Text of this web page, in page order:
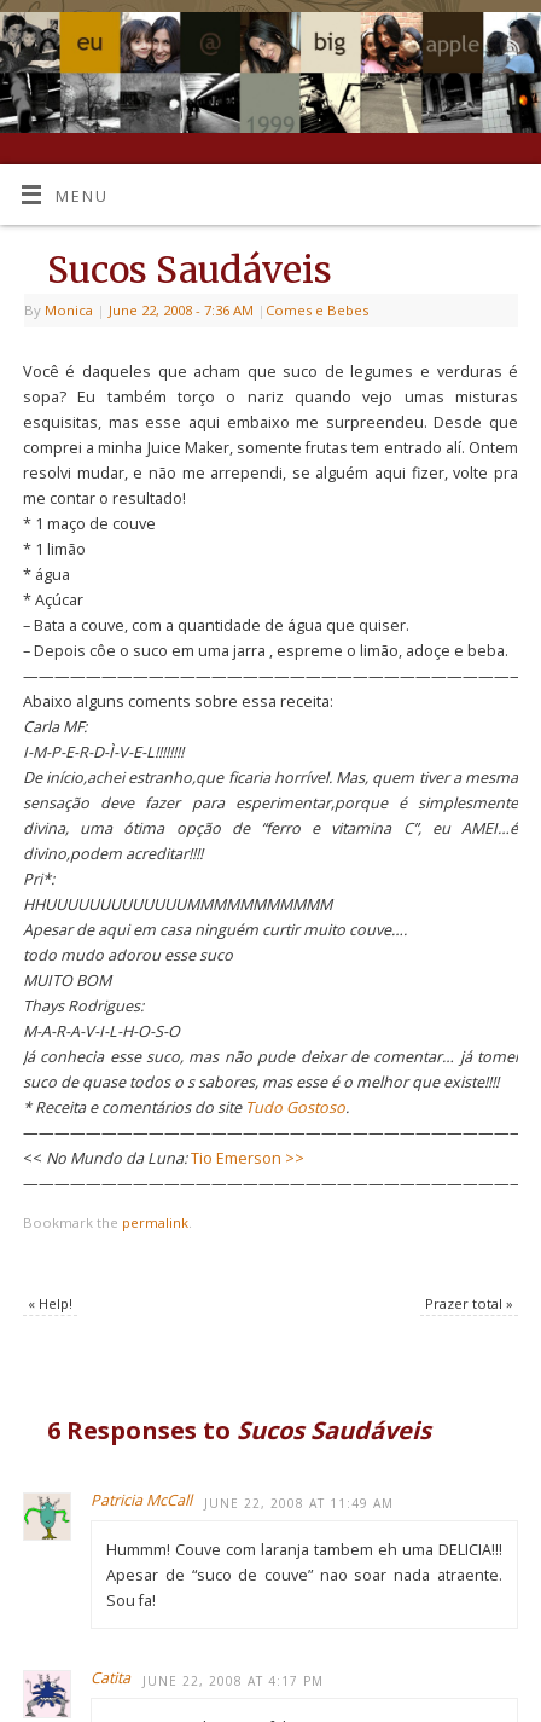
MENU
Sucos Saudáveis
By Monica | June 22, 2008 - 7:36 AM | Comes e Bebes
Você é daqueles que acham que suco de legumes e verduras é
sopa? Eu também torço o nariz quando vejo umas misturas
esquisitas, mas esse aqui embaixo me surpreendeu. Desde que
comprei a minha Juice Maker, somente frutas tem entrado alí. Ontem
resolvi mudar, e não me arrependi, se alguém aqui fizer, volte pra
me contar o resultado!
* 1 maço de couve
* 1 limão
* água
* Açúcar
– Bata a couve, com a quantidade de água que quiser.
– Depois côe o suco em uma jarra , espreme o limão, adoçe e beba.
Abaixo alguns coments sobre essa receita:
Carla MF:
I-M-P-E-R-D-Ì-V-E-L!!!!!!!!
De início,achei estranho,que ficaria horrível. Mas, quem tiver a mesma
sensação deve fazer para esperimentar,porque é simplesmente
divina, uma ótima opção de “ferro e vitamina C”, eu AMEI…é
divino,podem acreditar!!!!
Pri*:
HHUUUUUUUUUUUUUMMMMMMMMMMM
Apesar de aqui em casa ninguém curtir muito couve….
todo mudo adorou esse suco
MUITO BOM
Thays Rodrigues:
M-A-R-A-V-I-L-H-O-S-O
Já conhecia esse suco, mas não pude deixar de comentar… já tomei
suco de quase todos o s sabores, mas esse é o melhor que existe!!!!
* Receita e comentários do site Tudo Gostoso.
<< No Mundo da Luna:Tio Emerson >>
Bookmark the permalink.
«Help! Prazer total»
6 Responses to Sucos Saudáveis
Patricia McCall JUNE 22, 2008 AT 11:49 AM
Hummm! Couve com laranja tambem eh uma DELICIA!!!
Apesar de “suco de couve” nao soar nada atraente.
Sou fa!
Catita JUNE 22, 2008 AT 4:17 PM